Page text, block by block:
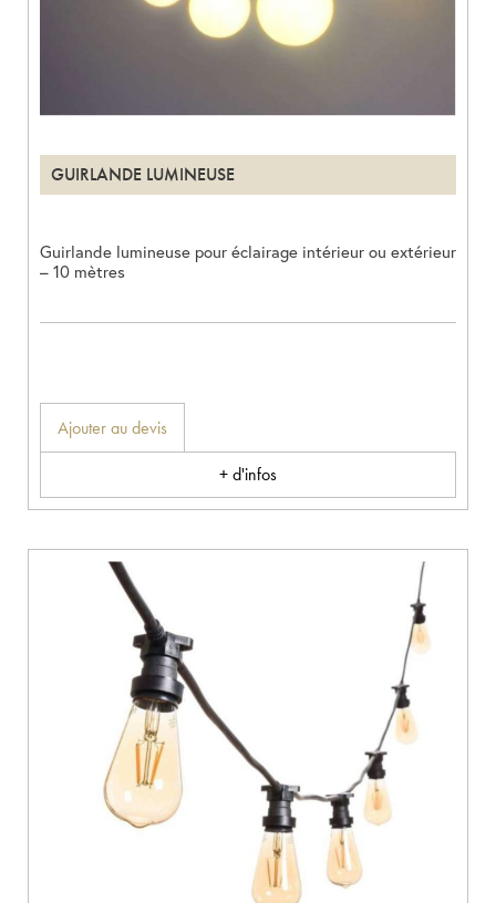
GUIRLANDE LUMINEUSE
Guirlande lumineuse pour éclairage intérieur ou extérieur
– 10 mètres
Ajouter au devis
+ d'infos